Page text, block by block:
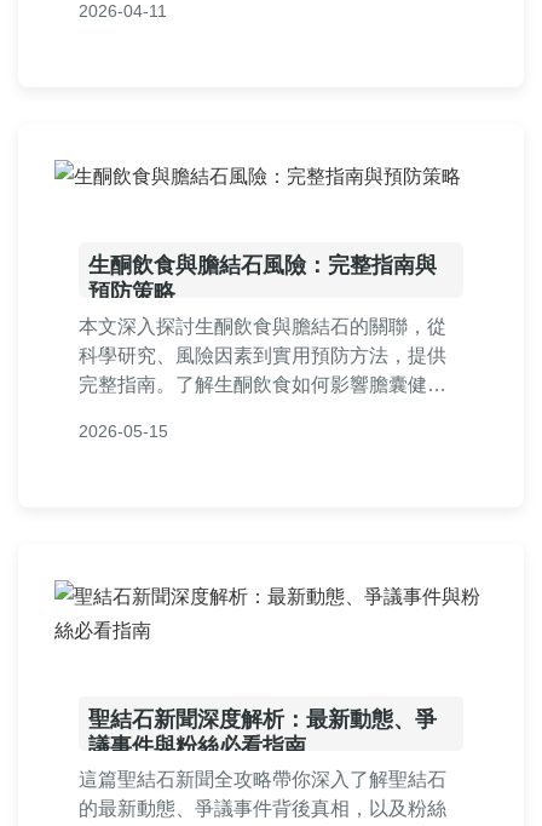
業建議，讓你快速恢復健康。
2026-04-11
生酮飲食與膽結石風險：完整指南與
預防策略
本文深入探討生酮飲食與膽結石的關聯，從
科學研究、風險因素到實用預防方法，提供
完整指南。了解生酮飲食如何影響膽囊健
結石問題。適合正在考慮或已執行生酮飲食
2026-05-15
聖結石新聞深度解析：最新動態、爭
議事件與粉絲必看指南
這篇聖結石新聞全攻略帶你深入了解聖結石
的最新動態、爭議事件背後真相，以及粉絲